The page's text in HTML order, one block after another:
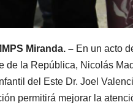
Miranda. – En un acto
de la República, Nicolás
del Este Dr. Joel
permitirá mejorar la